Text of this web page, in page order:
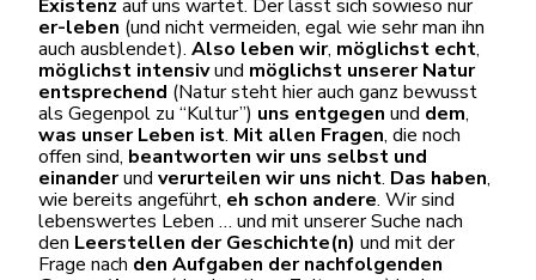
Existenz auf uns wartet. Der lässt sich sowieso nur
er-leben (und nicht vermeiden, egal wie sehr man ihn
auch ausblendet). Also leben wir, möglichst echt,
möglichst intensivund möglichst unserer Natur
entsprechend (Natur steht hier auch ganz bewusst
als Gegenpol zu “Kultur”) uns entgegen und dem,
was unser Leben ist. Mit allen Fragen, die noch
offen sind, beantworten wir uns selbst und
einanderund verurteilen wir uns nicht. Das haben,
wie bereits angeführt, eh schon andere. Wir sind
lebenswertes Leben … und mit unserer Suche nach
den Leerstellen der Geschichte(n) und mit der
Frage nach den Aufgaben der nachfolgenden